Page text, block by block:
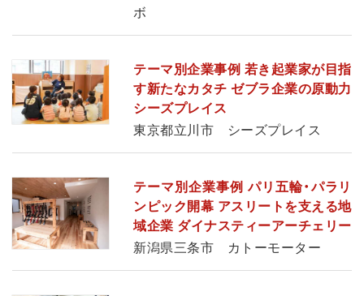
ボ
テーマ別企業事例 若き起業家が目指
す新たなカタチ ゼブラ企業の原動力
シーズプレイス
東京都立川市 シーズプレイス
テーマ別企業事例 パリ五輪・パラリ
ンピック開幕 アスリートを支える地
域企業 ダイナスティーアーチェリー
新潟県三条市 カトーモーター